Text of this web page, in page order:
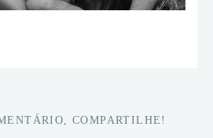
COMPARTILHE!